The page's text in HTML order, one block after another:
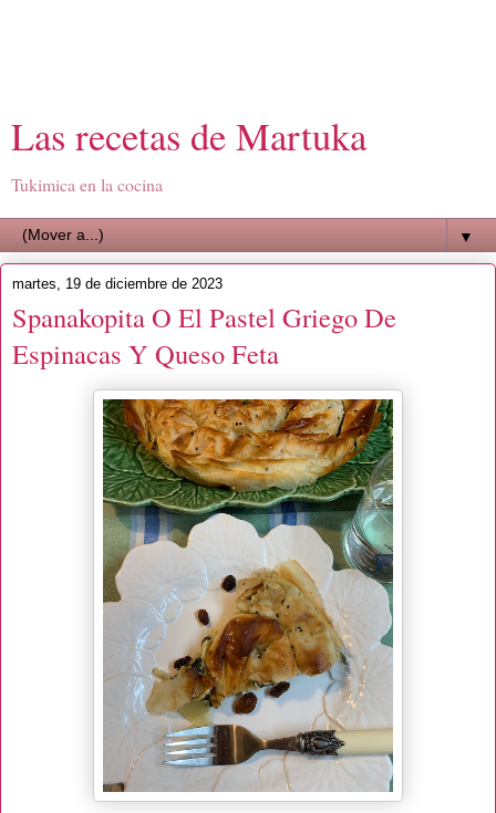
Las recetas de Martuka
Tukimica en la cocina
▼
martes, 19 de diciembre de 2023
Spanakopita O El Pastel Griego De
Espinacas Y Queso Feta